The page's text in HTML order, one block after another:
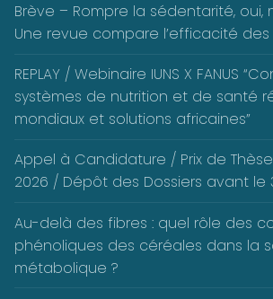
Brève – Rompre la sédentarité, oui,
Une revue compare l’efficacité
REPLAY / Webinaire IUNS X FANUS
systèmes de nutrition et de santé
mondiaux et solutions africaines”
Appel à Candidature / Prix de Thèse
2026 / Dépôt des Dossiers avant le
Au-delà des fibres : quel rôle des
phénoliques des céréales dans la
métabolique ?